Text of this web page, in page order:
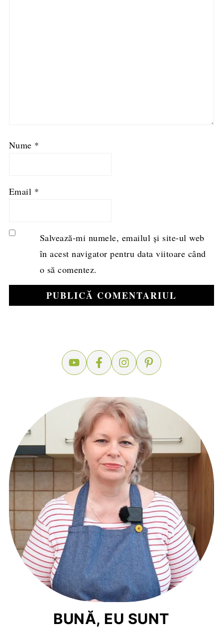
Nume *
Email *
Salvează-mi numele, emailul și site-ul web
în acest navigator pentru data viitoare când
o să comentez.
BUNĂ, EU SUNT